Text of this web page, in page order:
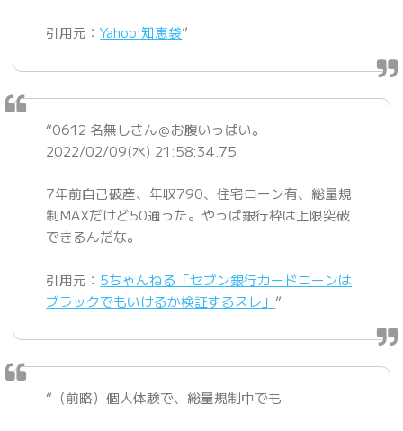
引用元：Yahoo!知恵袋”
“0612 名無しさん＠お腹いっぱい。
2022/02/09(水) 21:58:34.75
7年前自己破産、年収790、住宅ローン有、総量規
制MAXだけど50通った。やっぱ銀行枠は上限突破
できるんだな。
引用元： 5ちゃんねる「セブン銀行カードローンは
ブラックでもいけるか検証するスレ」 ”
“（前略）個人体験で、総量規制中でも